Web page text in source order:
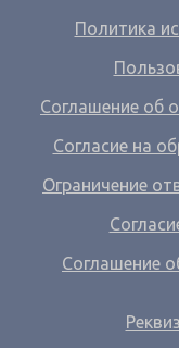
Политика
Соглашение об
Согласие на
Ограничение
Соглашение